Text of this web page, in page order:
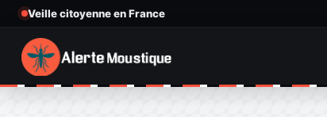
Veille citoyenne en France